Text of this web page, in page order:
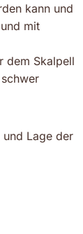
kann und
mit
dem Skalpell
Lage der